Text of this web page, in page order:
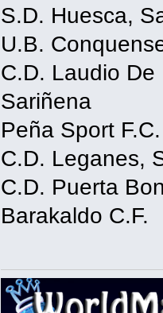
S.D. Huesca,
U.B.
C.D. Laudio
Sariñena
Peña Sport
C.D.
C.D. Puerta
Barakaldo